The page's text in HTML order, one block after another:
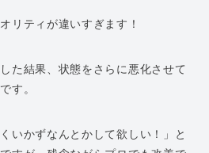
リティが違いすぎます！
た結果、状態をさらに悪化させて
す。
いかずなんとかして欲しい！」と